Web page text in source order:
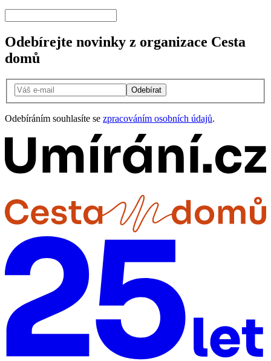
Odebírejte novinky z organizace Cesta
domů
Odebírat
Odebíráním souhlasíte se zpracováním osobních údajů.